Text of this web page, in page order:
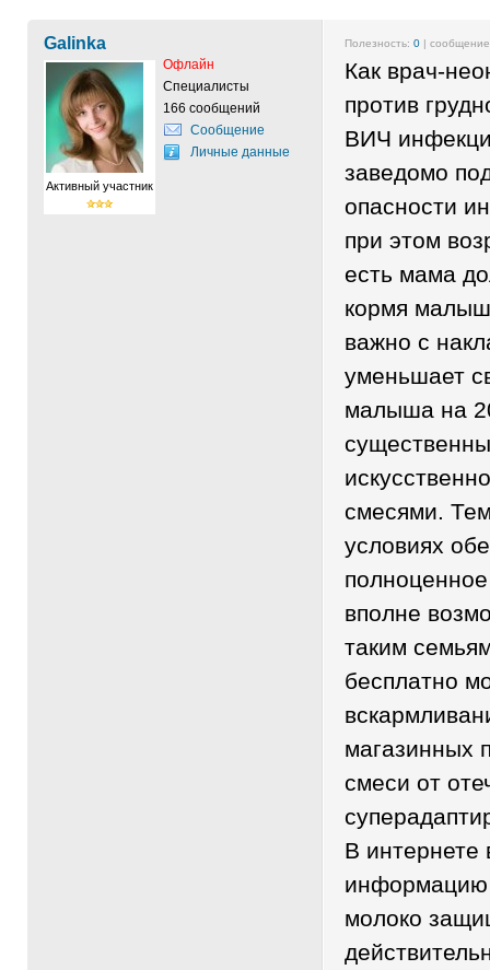
Galinka
Активный участник
Офлайн
Специалисты
166 сообщений
Сообщение
Личные данные
Полезность: 0 |
Как врач-
против
ВИЧ
заведомо
опасности
при этом
есть мама
кормя
важно с
уменьшает
малыша на
смесями.
условиях
вполне
таким
бесплатно
магазинных
смеси от
В интернете
информацию
молоко